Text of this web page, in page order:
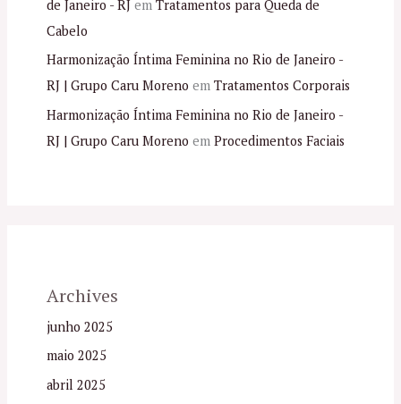
de Janeiro - RJem Tratamentos para Queda de
Cabelo
Harmonização Íntima Feminina no Rio de Janeiro -
RJ | Grupo Caru Moreno em Tratamentos Corporais
Harmonização Íntima Feminina no Rio de Janeiro -
RJ | Grupo Caru Moreno em Procedimentos Faciais
Archives
junho 2025
maio 2025
abril 2025